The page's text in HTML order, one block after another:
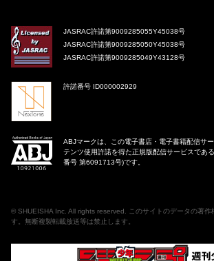
JASRAC許諾第9009285055Y45038号
JASRAC許諾第9009285050Y45038号
JASRAC許諾第9009285049Y43128号
許諾番号 ID000002929
ABJマークは、この電子書店・電子書籍配信サ
テンツ使用許諾を得た正規版配信サービスであ
番号 第6091713号)です。
© SHUEISHA Inc . All rights reserved. このサイトのデータの著作
す。無断複製転載放送等は禁止します。